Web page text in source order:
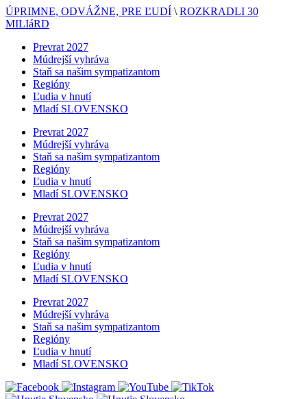
ÚPRIMNE, ODVÁŽNE, PRE ĽUDÍ \ ROZKRADLI 30
MILIáRD
Prevrat 2027
Múdrejší vyhráva
Staň sa našim sympatizantom
Regióny
Ľudia v hnutí
Mladí SLOVENSKO
Prevrat 2027
Múdrejší vyhráva
Staň sa našim sympatizantom
Regióny
Ľudia v hnutí
Mladí SLOVENSKO
Prevrat 2027
Múdrejší vyhráva
Staň sa našim sympatizantom
Regióny
Ľudia v hnutí
Mladí SLOVENSKO
Prevrat 2027
Múdrejší vyhráva
Staň sa našim sympatizantom
Regióny
Ľudia v hnutí
Mladí SLOVENSKO